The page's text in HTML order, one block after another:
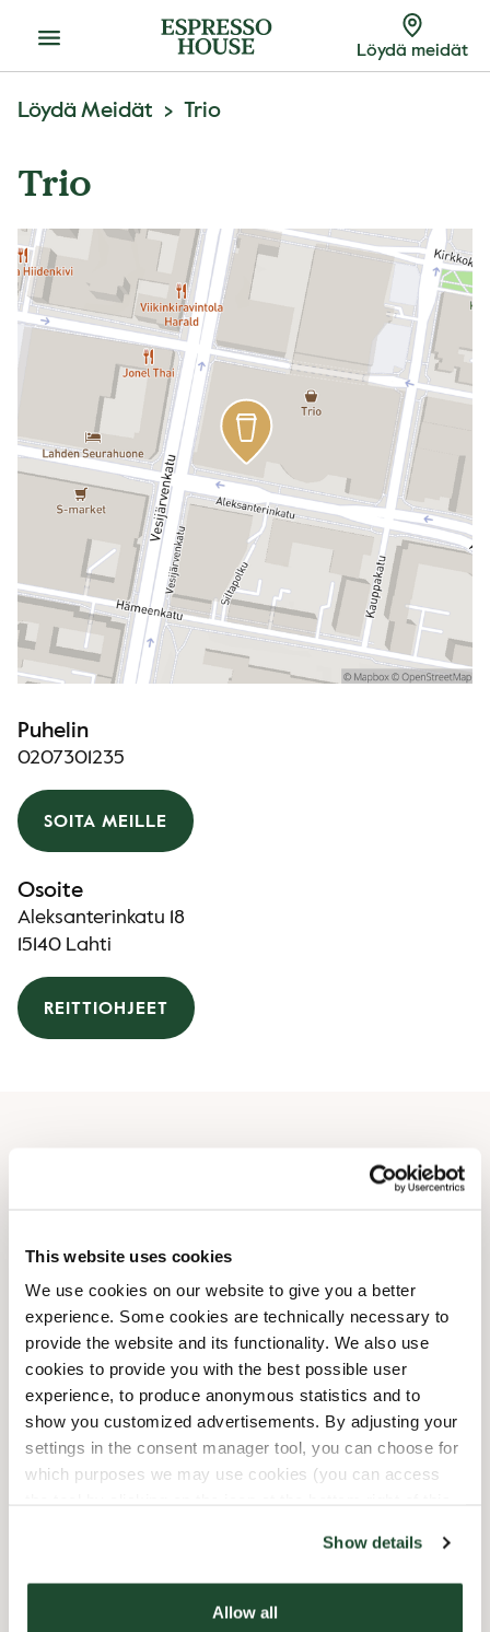
This website uses cookies
We use cookies on our website to give you a better
experience. Some cookies are technically necessary to
provide the website and its functionality. We also use
cookies to provide you with the best possible user
experience, to produce anonymous statistics and to
show you customized advertisements. By adjusting your
settings in the consent manager tool, you can choose for
which purposes we may use cookies (you can access
Show details
Allow all
Menu Löydä meidät
Löydä Meidät Trio
Trio
Puhelin
0207301235
SOITA MEILLE
Osoite
Aleksanterinkatu 18
15140 Lahti
REITTIOHJEET
Torstai
07:00 AM-08:00 PM
Perjantai
07:00 AM-08:00 PM
Lauantai
08:00 AM-07:00 PM
Sunnuntai
10:00 AM-07:00 PM
Kahvilan tilat